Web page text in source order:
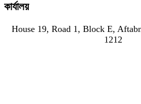
কার্যালয়
House 19, Road 1, Block E,
1212